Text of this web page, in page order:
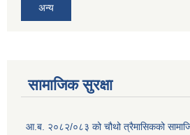
अन्य
सामाजिक सुरक्षा
आ.ब. २०८२/०८३ को चौथो त्रैमासिकको